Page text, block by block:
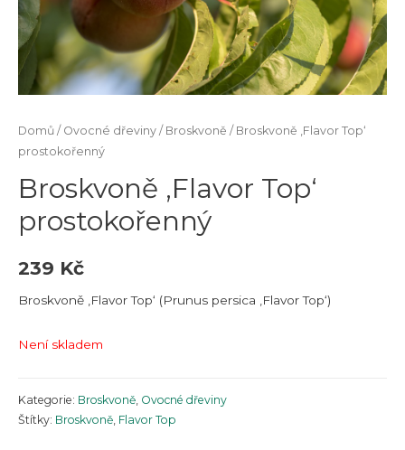
Domů / Ovocné dřeviny / Broskvoně / Broskvoně ‚Flavor Top‘
prostokořenný
Broskvoně ‚Flavor Top‘
prostokořenný
239 Kč
Broskvoně ‚Flavor Top‘ (Prunus persica ‚Flavor Top‘)
Není skladem
Kategorie: Broskvoně Ovocné dřeviny
Štítky: Broskvoně Flavor Top